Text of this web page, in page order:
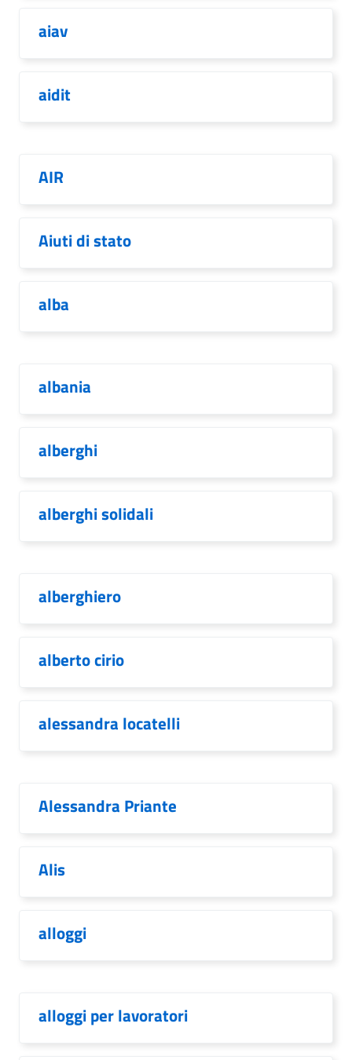
aiav
aidit
AIR
Aiuti di stato
alba
albania
alberghi
alberghi solidali
alberghiero
alberto cirio
alessandra locatelli
Alessandra Priante
Alis
alloggi
alloggi per lavoratori